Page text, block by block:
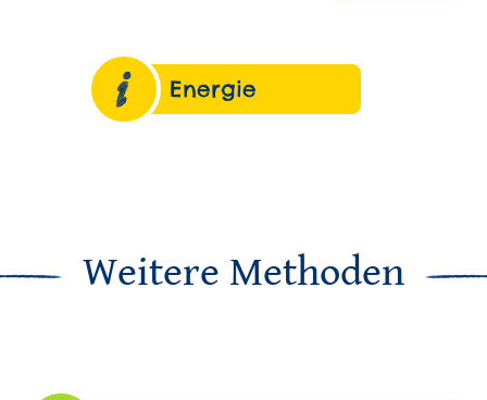
Energie
Weitere Methoden